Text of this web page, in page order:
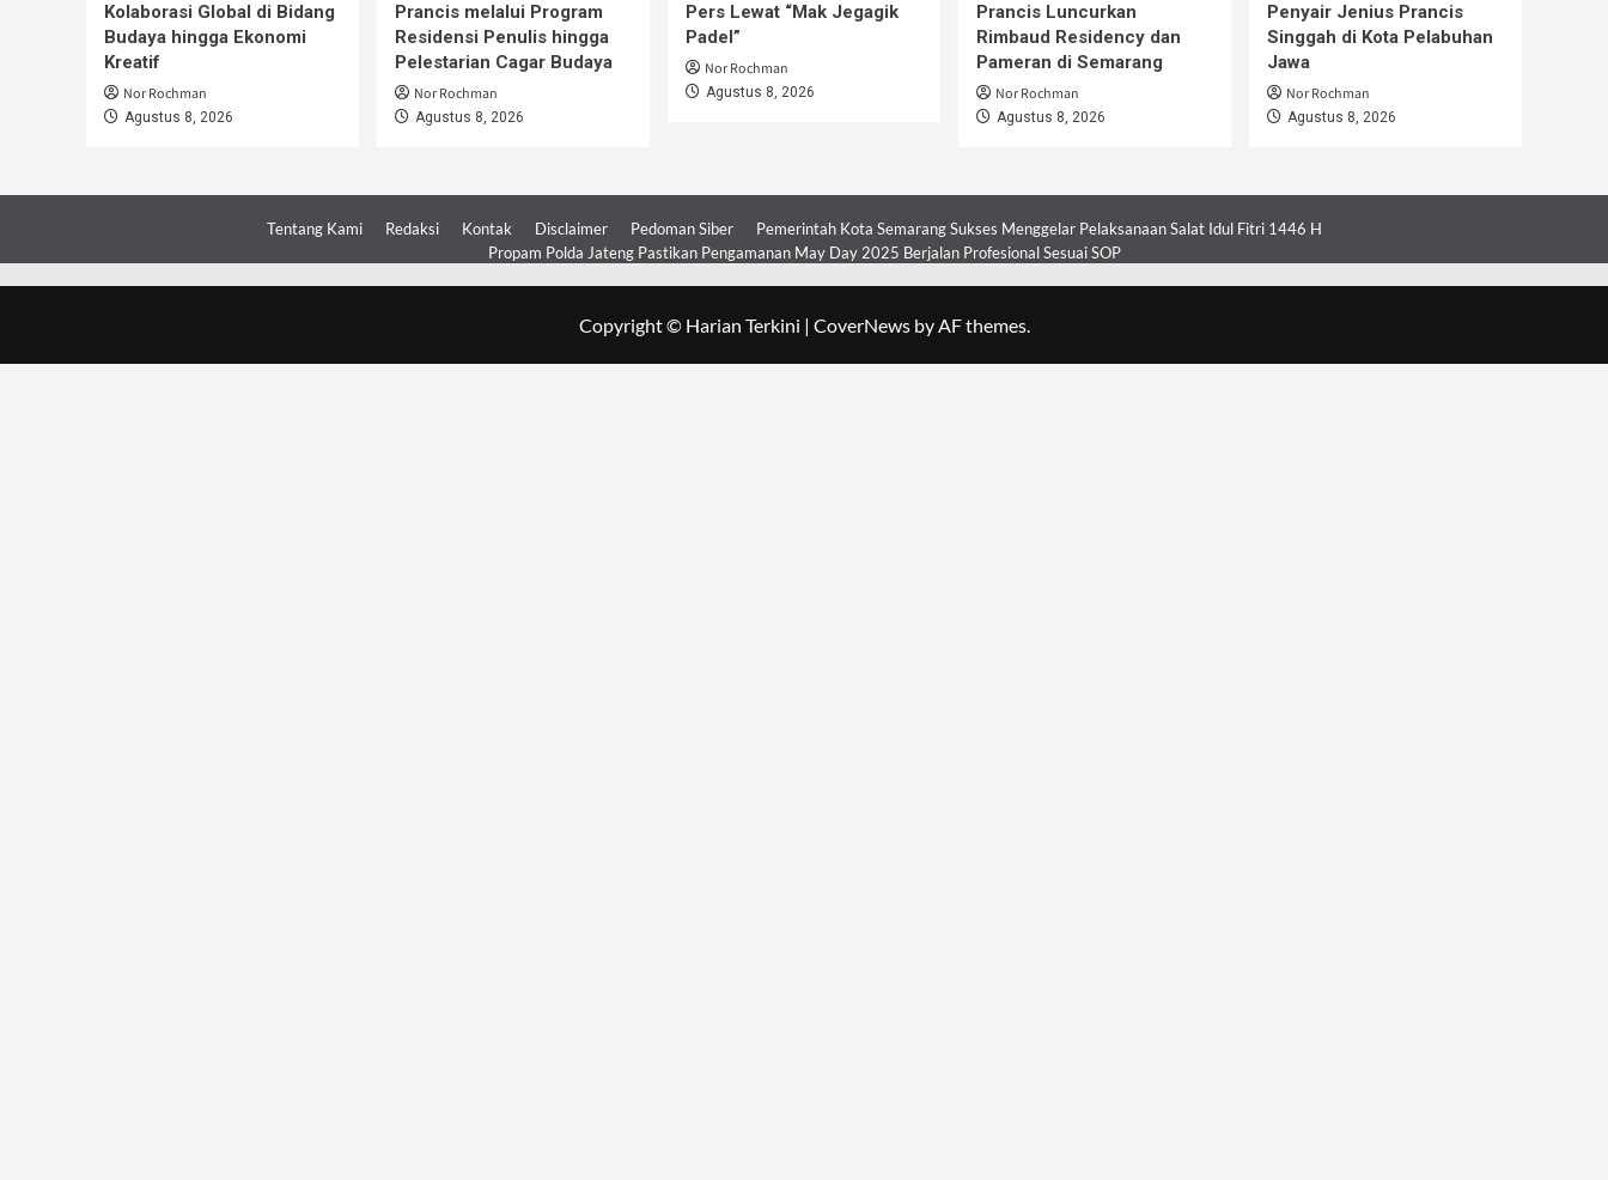
Kolaborasi Global di Bidang
Budaya hingga Ekonomi
Kreatif
Nor Rochman
Agustus 8, 2026
Prancis melalui Program
Residensi Penulis hingga
Pelestarian Cagar Budaya
Nor Rochman
Agustus 8, 2026
Pers Lewat “Mak Jegagik
Padel”
Nor Rochman
Agustus 8, 2026
Prancis Luncurkan
Rimbaud Residency dan
Pameran di Semarang
Nor Rochman
Agustus 8, 2026
Penyair Jenius Prancis
Singgah di Kota Pelabuhan
Jawa
Nor Rochman
Agustus 8, 2026
Tentang Kami Redaksi Kontak Disclaimer Pedoman Siber
Pemerintah Kota Semarang Sukses Menggelar Pelaksanaan Salat Idul Fitri 1446 H
Propam Polda Jateng Pastikan Pengamanan May Day 2025 Berjalan Profesional Sesuai SOP
Copyright © Harian Terkini | CoverNewsby AF themes.